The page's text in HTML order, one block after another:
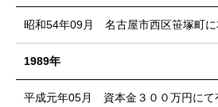
昭和54年09月 名古屋市西区笹塚町に
1989年
平成元年05月 資本金３００万円にて